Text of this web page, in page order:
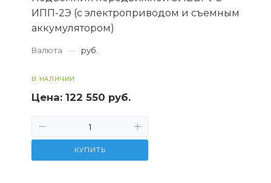
ИПП-2Э (с электроприводом и съемным
аккумулятором)
Валюта — руб.
В НАЛИЧИИ
Цена: 122 550 руб.
КУПИТЬ